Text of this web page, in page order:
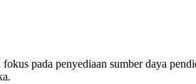
pada penyediaan sumber daya